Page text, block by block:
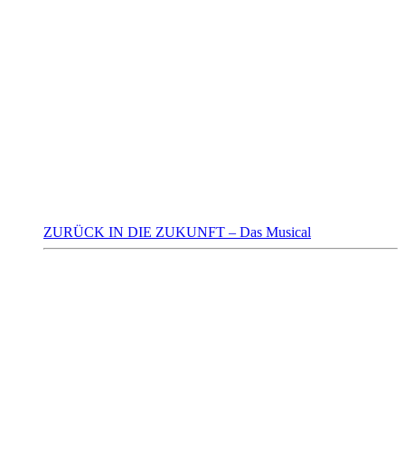
ZURÜCK IN DIE ZUKUNFT – Das Musical